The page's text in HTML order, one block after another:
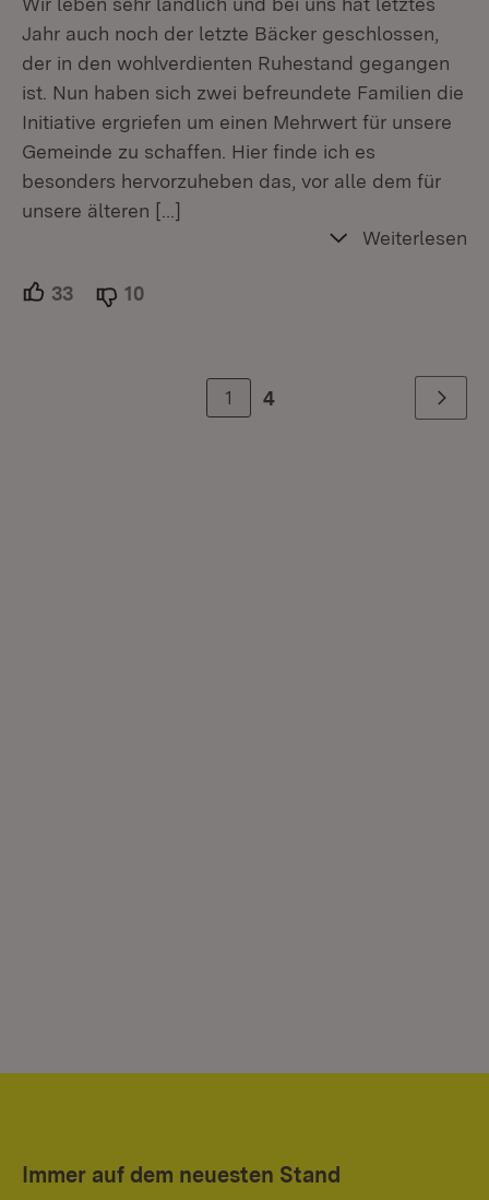
Jahr auch noch der letzte Bäcker geschlossen,
der in den wohlverdienten Ruhestand gegangen
ist. Nun haben sich zwei befreundete Familien die
Initiative ergriefen um einen Mehrwert für unsere
Gemeinde zu schaffen. Hier finde ich es
besonders hervorzuheben das, vor alle dem für
unsere älteren […]
Weiterlesen
33 Unterstützer.
10
1 4 Weiter
Immer auf dem neuesten Stand